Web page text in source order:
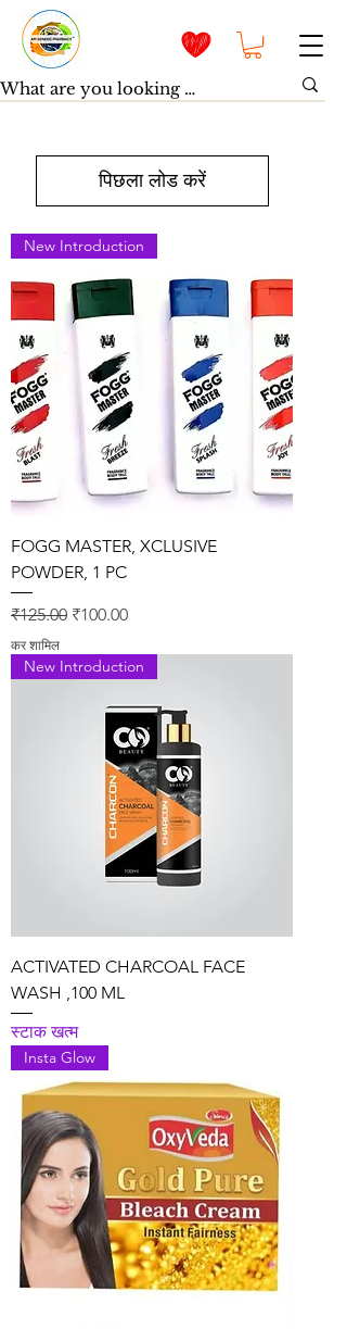
पिछला लोड करें
New Introduction
FOGG MASTER, XCLUSIVE
POWDER, 1 PC
नियमित मूल्य
₹125.00 बिक्री मूल्य
₹100.00
कर शामिल
New Introduction
ACTIVATED CHARCOAL FACE
WASH ,100 ML
स्टाक खत्म
Insta Glow